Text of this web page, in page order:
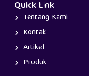
Quick Link
Tentang Kami
Kontak
Artikel
Produk